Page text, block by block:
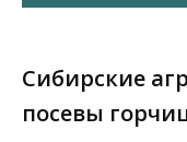
Сибирские
посевы